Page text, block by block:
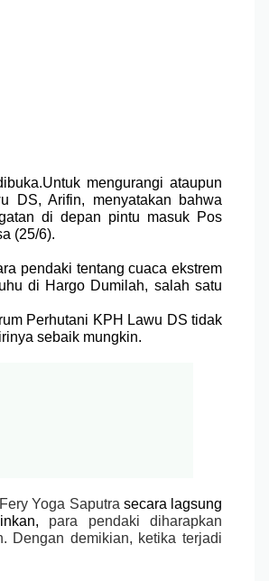
mengurangi ataupun
DS, Arifin, menyatakan bahwa
di depan pintu masuk Pos
(25/6).
pendaki tentang cuaca ekstrem
di Hargo Dumilah, salah satu
Perhutani KPH Lawu DS tidak
sebaik mungkin.
Yoga Saputra secara lagsung
para pendaki diharapkan
Dengan demikian, ketika terjadi